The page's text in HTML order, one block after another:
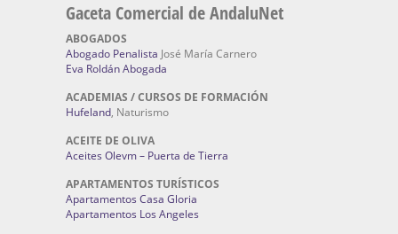
Gaceta Comercial de AndaluNet
ABOGADOS
Abogado Penalista José María Carnero
Eva Roldán Abogada
ACADEMIAS / CURSOS DE FORMACIÓN
Hufeland, Naturismo
ACEITE DE OLIVA
Aceites Olevm – Puerta de Tierra
APARTAMENTOS TURÍSTICOS
Apartamentos Casa Gloria
Apartamentos Los Angeles